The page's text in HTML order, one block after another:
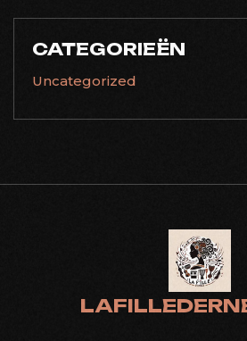
CATEGORIEËN
Uncategorized